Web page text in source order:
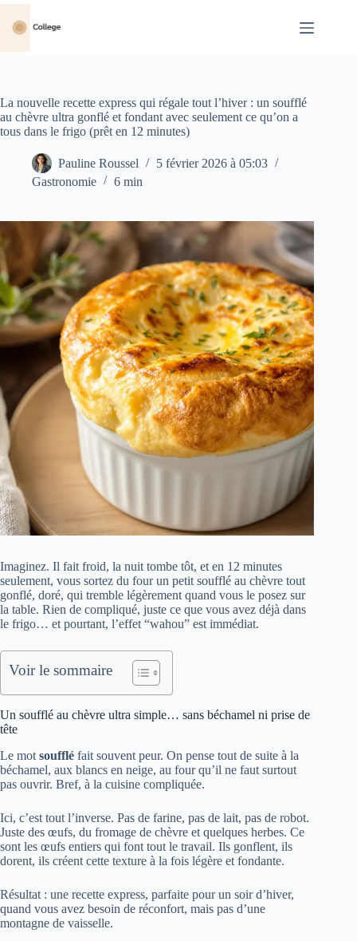
Passer
contenu
La nouvelle recette express qui régale tout l’hiver : un soufflé
au chèvre ultra gonflé et fondant avec seulement ce qu’on a
tous dans le frigo (prêt en 12 minutes)
Pauline Roussel
5 février 2026 à 05:03
Gastronomie
6 min
Imaginez. Il fait froid, la nuit tombe tôt, et en 12 minutes
seulement, vous sortez du four un petit soufflé au chèvre tout
gonflé, doré, qui tremble légèrement quand vous le posez sur
la table. Rien de compliqué, juste ce que vous avez déjà dans
le frigo… et pourtant, l’effet “wahou” est immédiat.
Voir le sommaire
Un soufflé au chèvre ultra simple… sans béchamel ni prise de
tête
Le mot soufflé fait souvent peur. On pense tout de suite à la
béchamel, aux blancs en neige, au four qu’il ne faut surtout
pas ouvrir. Bref, à la cuisine compliquée.
Ici, c’est tout l’inverse. Pas de farine, pas de lait, pas de robot.
Juste des œufs, du fromage de chèvre et quelques herbes. Ce
sont les œufs entiers qui font tout le travail. Ils gonflent, ils
dorent, ils créent cette texture à la fois légère et fondante.
Résultat : une recette express, parfaite pour un soir d’hiver,
quand vous avez besoin de réconfort, mais pas d’une
montagne de vaisselle.